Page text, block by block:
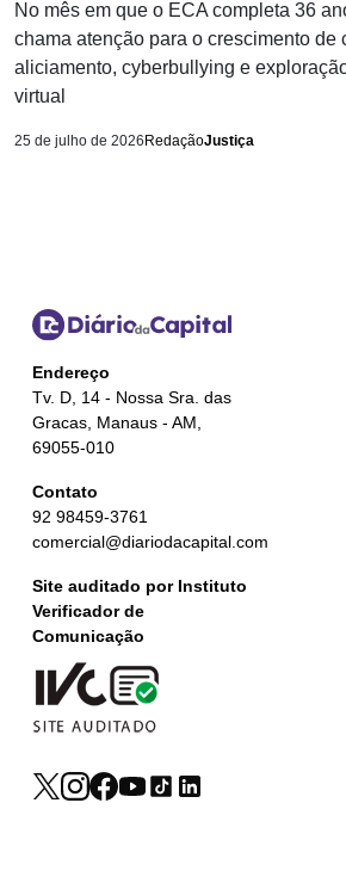
No mês em que o ECA completa 36
chama atenção para o crescimento de
aliciamento, cyberbullying e
virtual
25 de julho de 2026 RedaçãoJustiça
Endereço
Tv. D, 14 - Nossa Sra. das
Gracas, Manaus - AM,
69055-010
Contato
92 98459-3761
comercial@diariodacapital.com
Site auditado por Instituto
Verificador de
Comunicação